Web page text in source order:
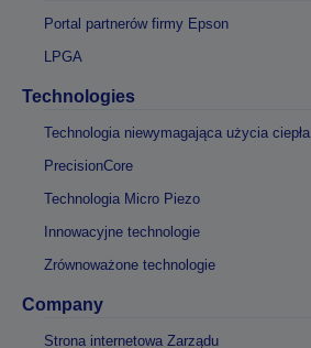
Portal partnerów firmy Epson
LPGA
Technologies
Technologia niewymagająca użycia ciepła
PrecisionCore
Technologia Micro Piezo
Innowacyjne technologie
Zrównoważone technologie
Company
Strona internetowa Zarządu